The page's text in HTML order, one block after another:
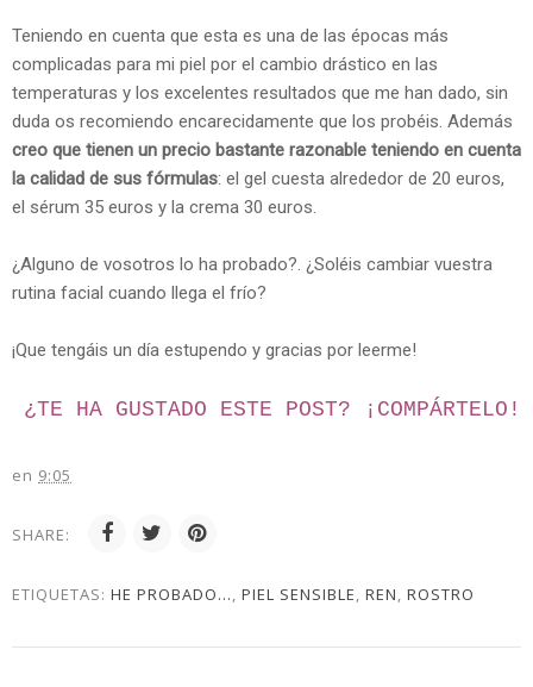
Teniendo en cuenta que esta es una de las épocas más
complicadas para mi piel por el cambio drástico en las
temperaturas y los excelentes resultados que me han dado, sin
duda os recomiendo encarecidamente que los probéis. Además
creo que tienen un precio bastante razonable teniendo en cuenta
la calidad de sus fórmulas: el gel cuesta alrededor de 20 euros,
el sérum 35 euros y la crema 30 euros.
¿Alguno de vosotros lo ha probado?. ¿Soléis cambiar vuestra
rutina facial cuando llega el frío?
¡Que tengáis un día estupendo y gracias por leerme!
¿TE HA GUSTADO ESTE POST? ¡ COMPÁRTELO!
en 9:05
SHARE:
ETIQUETAS: HE PROBADO... PIEL SENSIBLE REN ROSTRO